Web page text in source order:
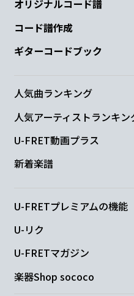
オリジナルコード譜
コード譜作成
ギターコードブック
人気曲ランキング
人気アーティストランキン
U-FRET動画プラス
新着楽譜
U-FRETプレミアムの機能
U-リク
U-FRETマガジン
楽器Shop sococo